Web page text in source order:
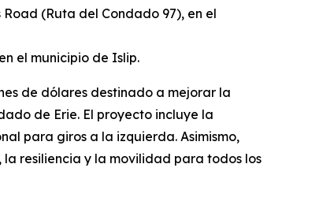
(Ruta del Condado 97), en el
el municipio de Islip.
de dólares destinado a mejorar la
de Erie. El proyecto incluye la
para giros a la izquierda. Asimismo,
resiliencia y la movilidad para todos los